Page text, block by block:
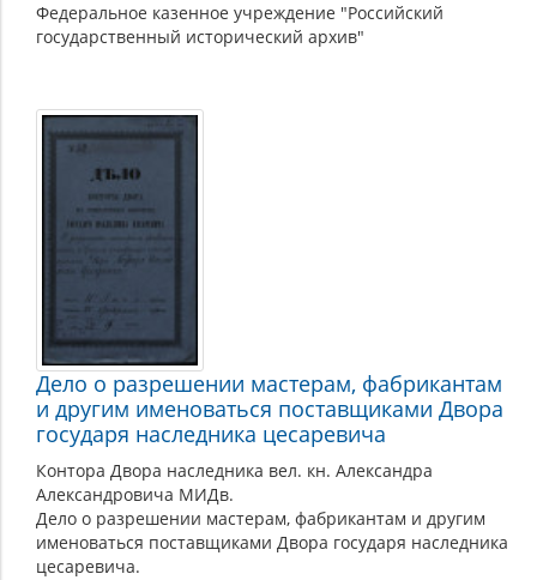
Федеральное казенное учреждение "Российский
государственный исторический архив"
Дело о разрешении мастерам, фабрикантам
и другим именоваться поставщиками Двора
государя наследника цесаревича
Контора Двора наследника вел. кн. Александра
Александровича МИДв.
Дело о разрешении мастерам, фабрикантам и другим
именоваться поставщиками Двора государя наследника
цесаревича.